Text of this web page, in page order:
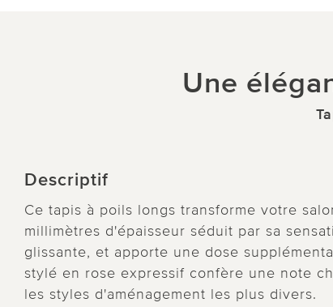
Une
Descriptif
Ce tapis à poils longs transforme votre
millimètres d'épaisseur séduit par sa
glissante, et apporte une dose
stylé en rose expressif confère une note
les styles d'aménagement les plus divers.